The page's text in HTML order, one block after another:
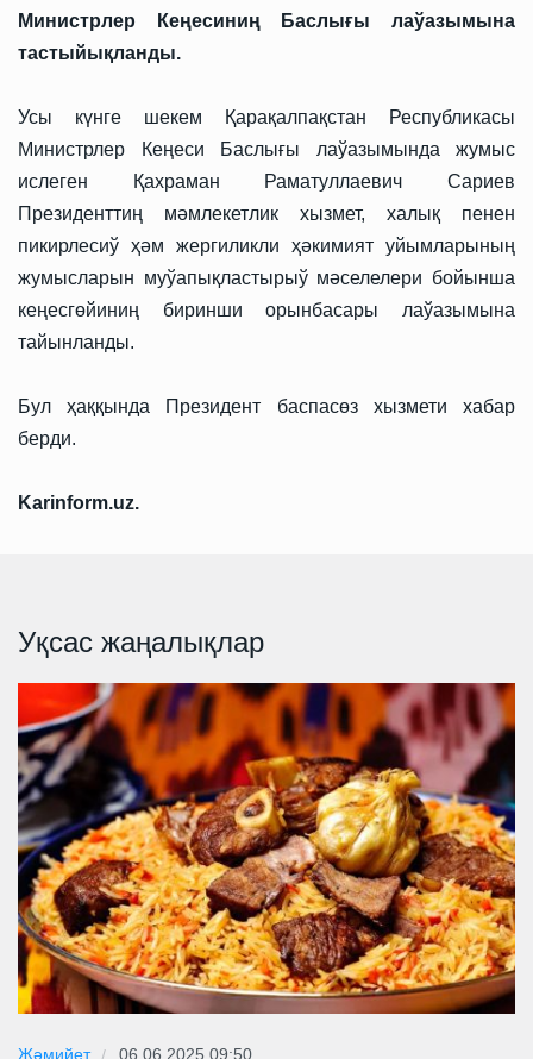
Министрлер Кеңесиниң Баслығы лаўазымына
тастыйықланды.
Усы күнге шекем Қарақалпақстан Республикасы
Министрлер Кеңеси Баслығы лаўазымында жумыс
ислеген Қахраман Раматуллаевич Сариев
Президенттиң мәмлекетлик хызмет, халық пенен
пикирлесиў ҳәм жергиликли ҳәкимият уйымларының
жумысларын муўапықластырыў мәселелери бойынша
кеңесгөйиниң биринши орынбасары лаўазымына
тайынланды.
Бул ҳаққында Президент баспасөз хызмети хабар
берди.
Karinform.uz.
Уқсас жаңалықлар
Жәмийет 06.06.2025 09:50